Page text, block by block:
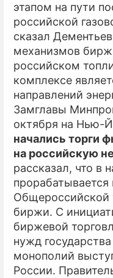
этапом на пути
российской
сказал
механизмов
российском
комплексе
направлений
Замглавы
октября на Нью-
начались торги
на российскую
рассказал, что в
прорабатывается
Общероссийской
биржи. С
биржевой
нужд
монополий
России.